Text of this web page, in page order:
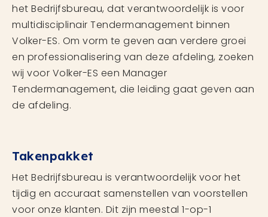
het Bedrijfsbureau, dat verantwoordelijk is voor
multidisciplinair Tendermanagement binnen
Volker-ES. Om vorm te geven aan verdere groei
en professionalisering van deze afdeling, zoeken
wij voor Volker-ES een Manager
Tendermanagement, die leiding gaat geven aan
de afdeling.
Takenpakket
Het Bedrijfsbureau is verantwoordelijk voor het
tijdig en accuraat samenstellen van voorstellen
voor onze klanten. Dit zijn meestal 1-op-1